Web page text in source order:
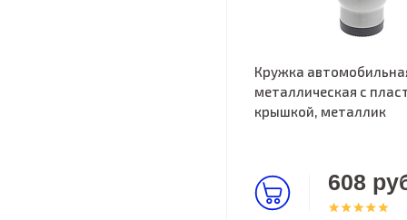
Кружка
металлическая с
крышкой, металлик
608